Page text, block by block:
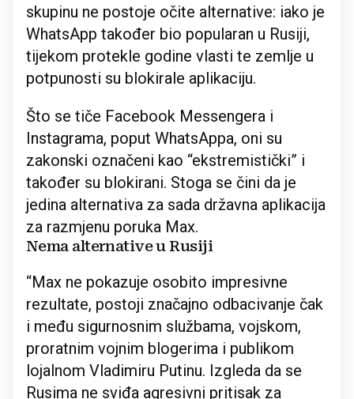
skupinu ne postoje očite alternative: iako je
WhatsApp također bio popularan u Rusiji,
tijekom protekle godine vlasti te zemlje u
potpunosti su blokirale aplikaciju.
Što se tiče Facebook Messengera i
Instagrama, poput WhatsAppa, oni su
zakonski označeni kao “ekstremistički” i
također su blokirani. Stoga se čini da je
jedina alternativa za sada državna aplikacija
za razmjenu poruka Max.
Nema alternative u Rusiji
“Max ne pokazuje osobito impresivne
rezultate, postoji značajno odbacivanje čak
i među sigurnosnim službama, vojskom,
proratnim vojnim blogerima i publikom
lojalnom Vladimiru Putinu. Izgleda da se
Rusima ne sviđa agresivni pritisak za